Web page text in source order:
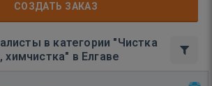
СОЗДАТЬ ЗАКАЗ
в категории "Чистка
химчистка" в Елгаве